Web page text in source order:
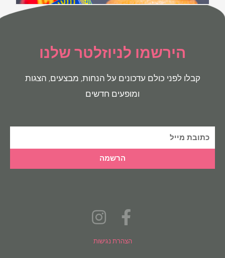
הירשמו לניוזלטר שלנו
קבלו לפני כולם עדכונים על הנחות, מבצעים, הצגות
ומופעים חדשים
הרשמה
הצהרת נגישות